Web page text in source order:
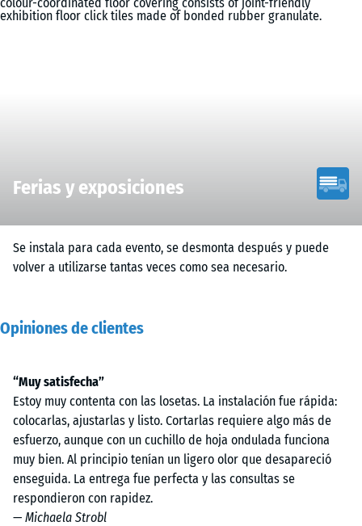
Ferias y exposiciones
Se instala para cada evento, se desmonta después y puede
volver a utilizarse tantas veces como sea necesario.
Opiniones de clientes
“Muy satisfecha”
Estoy muy contenta con las losetas. La instalación fue rápida:
colocarlas, ajustarlas y listo. Cortarlas requiere algo más de
esfuerzo, aunque con un cuchillo de hoja ondulada funciona
muy bien. Al principio tenían un ligero olor que desapareció
enseguida. La entrega fue perfecta y las consultas se
respondieron con rapidez.
— Michaela Strobl